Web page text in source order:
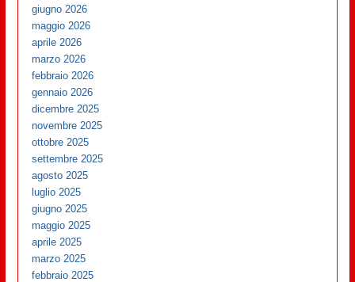
giugno 2026
maggio 2026
aprile 2026
marzo 2026
febbraio 2026
gennaio 2026
dicembre 2025
novembre 2025
ottobre 2025
settembre 2025
agosto 2025
luglio 2025
giugno 2025
maggio 2025
aprile 2025
marzo 2025
febbraio 2025